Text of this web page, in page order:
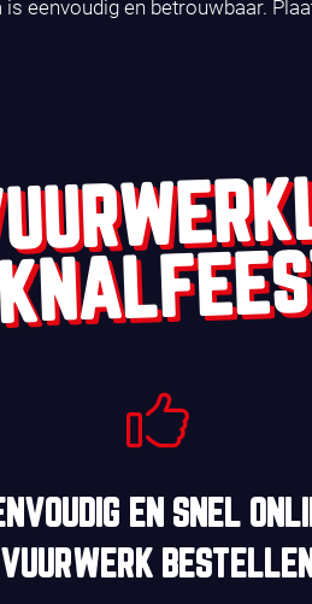
eenvoudig en betrouwbaar.
EN SNEL
VUURWERK BESTELLEN